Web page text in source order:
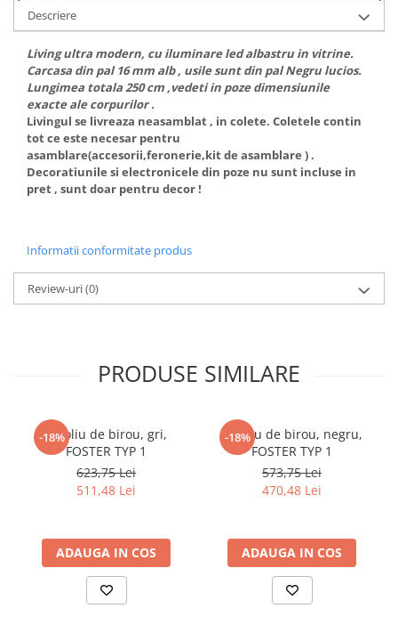
Descriere
Living ultra modern, cu iluminare led albastru in vitrine.
Carcasa din pal 16 mm alb , usile sunt din pal Negru lucios.
Lungimea totala 250 cm ,vedeti in poze dimensiunile
exacte ale corpurilor .
Livingul se livreaza neasamblat , in colete. Coletele contin
tot ce este necesar pentru
asamblare(accesorii,feronerie,kit de asamblare ) .
Decoratiunile si electronicele din poze nu sunt incluse in
pret , sunt doar pentru decor !
Informatii conformitate produs
Review-uri(0)
PRODUSE SIMILARE
-18%
Fotoliu de birou, gri,
FOSTER TYP 1
623,75 Lei
511,48 Lei
ADAUGA IN COS
-18%
Fotoliu de birou, negru,
FOSTER TYP 1
573,75 Lei
470,48 Lei
ADAUGA IN COS